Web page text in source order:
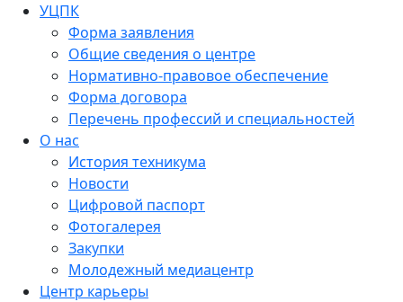
УЦПК
Форма заявления
Общие сведения о центре
Нормативно-правовое обеспечение
Форма договора
Перечень профессий и специальностей
О нас
История техникума
Новости
Цифровой паспорт
Фотогалерея
Закупки
Молодежный медиацентр
Центр карьеры